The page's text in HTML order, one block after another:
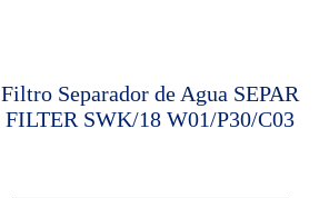
Filtro Separador de Agua SEPAR
FILTER SWK/18 W01/P30/C03